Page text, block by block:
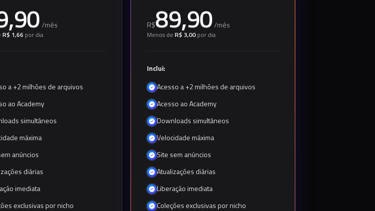
/mês
R$ 1,66 por dia
a +2 milhões de arquivos
ao Academy
simultâneos
máxima
anúncios
diárias
imediata
exclusivas por nicho
R$89,90 /mês
Menos de R$ 3,00 por dia
Inclui:
Acesso a +2 milhões de arquivos
Acesso ao Academy
Downloads simultâneos
Velocidade máxima
Site sem anúncios
Atualizações diárias
Liberação imediata
Coleções exclusivas por nicho